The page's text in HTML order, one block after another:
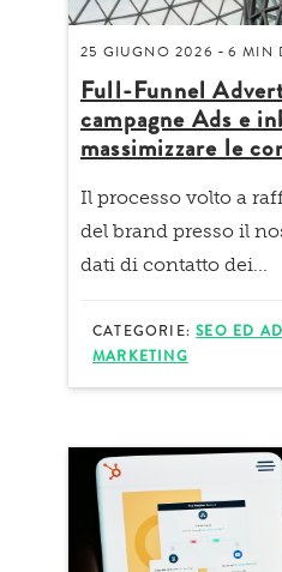
25 GIUGNO 2026 - 6 MIN
Full-Funnel
campagne Ads e
massimizzare le
Il processo volto a
del brand presso il
dati di contatto dei...
CATEGORIE:SEO ED
MARKETING